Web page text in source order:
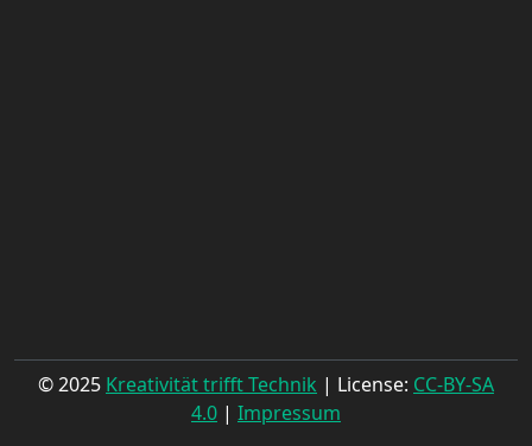
© 2025 Kreativität trifft Technik | License: CC-BY-SA
4.0 | Impressum